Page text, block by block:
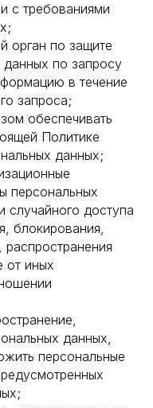
с требованиями
орган по защите
по запросу
в течение
запроса;
обеспечивать
Политике
данных;
персональных
случайного доступа
блокирования,
от иных
данных,
персональные